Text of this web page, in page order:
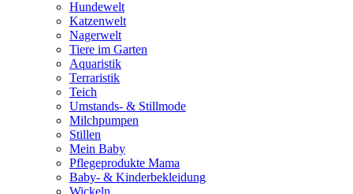
Hundewelt
Katzenwelt
Nagerwelt
Tiere im Garten
Aquaristik
Terraristik
Teich
Umstands- & Stillmode
Milchpumpen
Stillen
Mein Baby
Pflegeprodukte Mama
Baby- & Kinderbekleidung
Wickeln